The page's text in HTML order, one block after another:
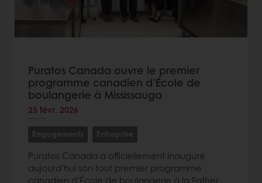
Puratos Canada ouvre le premier
programme canadien d’École de
boulangerie à Mississauga
25 févr. 2026
Engagements Entreprise
Puratos Canada a officiellement inauguré
aujourd’hui son tout premier programme
canadien d’École de boulangerie à la Father